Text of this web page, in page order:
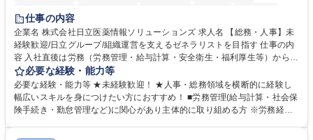
住宅手当あり
育休あり
完全週休2日制 交通費支給 土日祝休み 寮・社宅あり
仕事の内容
企業名 株式会社日立医薬情報ソリューションズ 求人名 【総務・人事】未
経験歓迎/日立グループ/組織運営を支えるゼネラリストを目指す 仕事の内
容 入社直後は労務（労務管理・給与計算・安全衛生・福利厚生等）からお
任せいたします。将来は総務・採用・教育業務へ守備範囲を広げ、組織運
営を支えるゼネラリストをめざせます。 ・初期業務：労働時間管理、給与
計算、社会保険対応、福利厚生管理、安全衛生、健康経営推進等をお任せ
します。ご経験に応じて、休職者管理など、幅広く経験を積んでいただき
必要な経験・能力等
必要な経験・能力等 ★未経験歓迎！ ★人事・総務領域を横断的に経験し
幅広いスキルを身につけたい方におすすめ！ ■労務管理(給与計算・社会保
険手続き・勤怠管理など)に関心があり主体的に取り組める方 ※労務経験